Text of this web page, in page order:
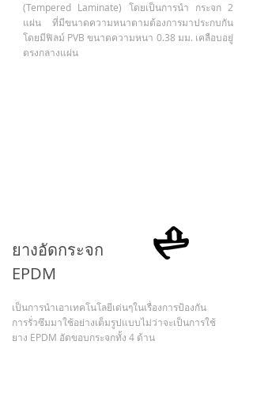
(Tempered Laminate) โดยเป็นการนำ กระจก 2
แผ่น ที่มีขนาดความหนาตามต้องการมาประกบกัน
โดยมีฟิลม์ PVB ขนาดความหนา 0.38 มม. เคลือบอยู่
ตรงกลางแผ่น
ยางอัดกระจก
EPDM
เป็นการนำเอาเทคโนโลยีเด่นๆในเรื่องการป้องกัน
การรั่วซึมมาใช้อย่างเต็มรูปแบบไม่ว่าจะเป็นการใช้
ยาง EPDM อัดขอบกระจกทั้ง 4 ด้าน